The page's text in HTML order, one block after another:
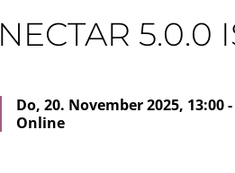
NECTAR 5.0.0
Do, 20. November 2025, 13:00
Online